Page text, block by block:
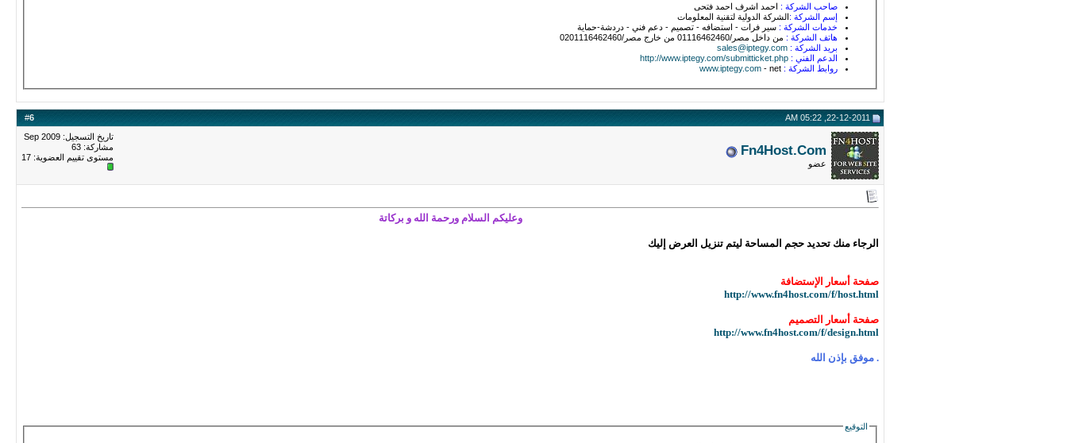
صاحب الشركة :
إسم الشركة :الشركة الدولية لتقنية المعلومات
خدمات الشركة : سير فرات - استضافه - تصميم - دعم فني - دردشة-حماية
هاتف الشركة : من داخل مصر/01116462460 من خارج مصر/0201116462460
بريد الشركة : sales@iptegy.com
الدعم الفني : http://www.iptegy.com/submitticket.php
روابط الشركة :
www.iptegy.com- net
#6
Fn4Host.Com
عضو
تاريخ التسجيل: Sep 2009
مشاركة: 63
مستوى تقييم العضوية: 17
وعليكم السلام ورحمة الله و بركاتة
الرجاء منك تحديد حجم المساحة ليتم تنزيل العرض إليك
صفحة أسعار الإستضافة
http://www.fn4host.com/f/host.html
صفحة أسعار التصميم
http://www.fn4host.com/f/design.html
. موفق بإذن الله
التوقيع